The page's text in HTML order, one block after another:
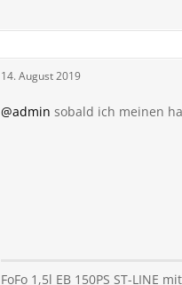
14. August 2019
@admin sobald ich meinen
FoFo 1,5l EB 150PS ST-LINE